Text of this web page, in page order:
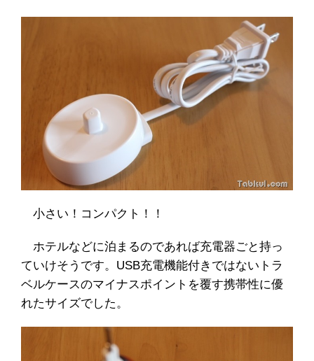
小さい！コンパクト！！
ホテルなどに泊まるのであれば充電器ごと持っ
ていけそうです。USB充電機能付きではないトラ
ベルケースのマイナスポイントを覆す携帯性に優
れたサイズでした。